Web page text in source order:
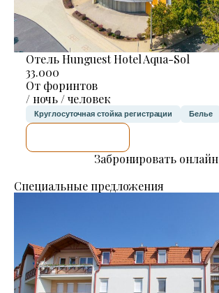
Отель Hunguest Hotel Aqua-Sol
33.000
От форинтов
/ ночь / человек
Круглосуточная стойка регистрации Белье
Забронировать онлайн
Специальные предложения